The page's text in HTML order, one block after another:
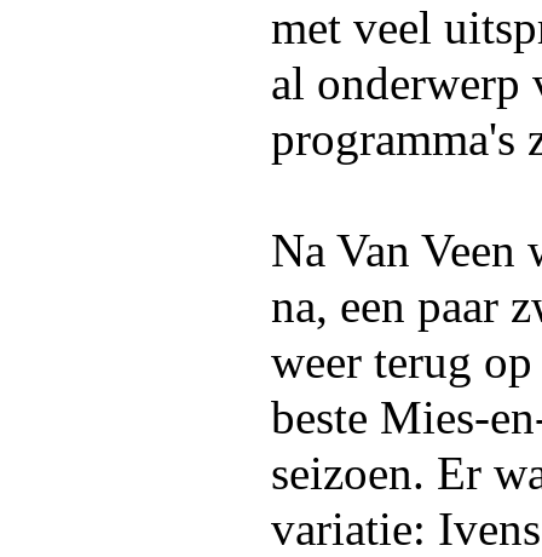
met veel
al onderwerp
programma's
Na Van Veen
na, een paar
weer terug
beste Mies-
seizoen. Er
variatie: